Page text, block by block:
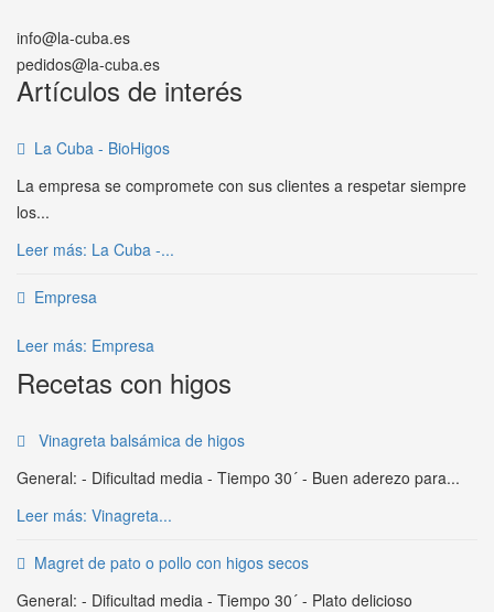
info@la-cuba.es
pedidos@la-cuba.es
Artículos de interés
La Cuba - BioHigos
La empresa se compromete con sus clientes a respetar siempre
los...
Leer más: La Cuba -...
Empresa
Leer más: Empresa
Recetas con higos
Vinagreta balsámica de higos
General: - Dificultad media - Tiempo 30´ - Buen aderezo para...
Leer más: Vinagreta...
Magret de pato o pollo con higos secos
General: - Dificultad media - Tiempo 30´ - Plato delicioso